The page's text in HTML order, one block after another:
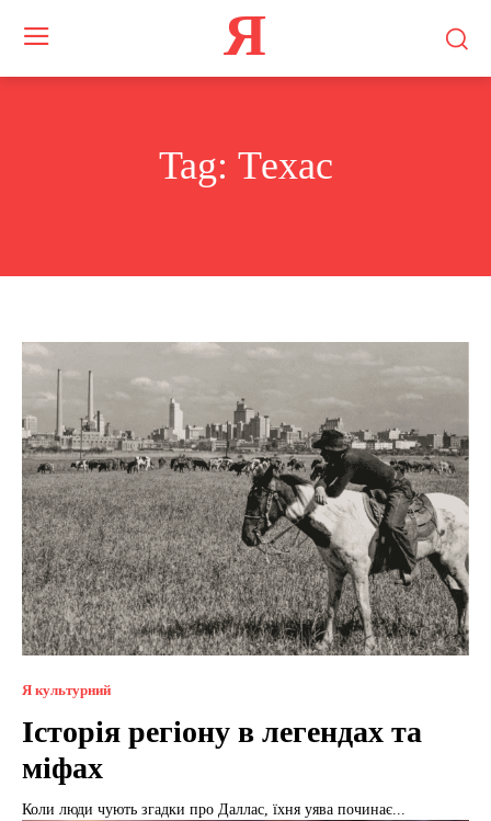
Я
Tag: Техас
Я культурний
Історія регіону в легендах та
міфах
Коли люди чують згадки про Даллас, їхня уява починає...